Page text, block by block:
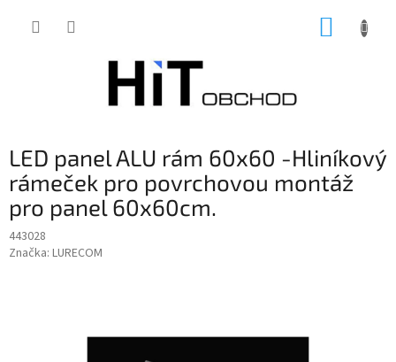
LED panel ALU rám 60x60 -Hliníkový
rámeček pro povrchovou montáž
pro panel 60x60cm.
443028
Značka: LURECOM